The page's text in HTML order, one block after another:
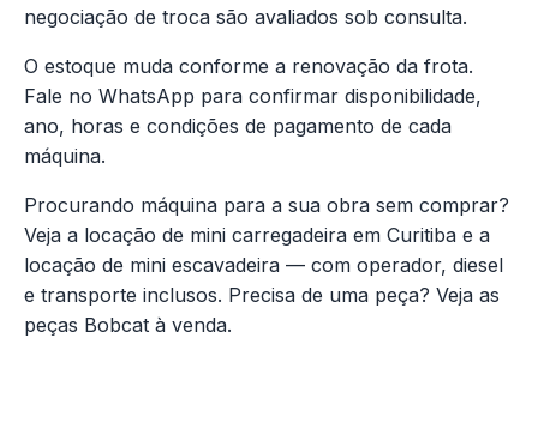
negociação de troca são avaliados sob consulta.
O estoque muda conforme a renovação da frota.
Fale no WhatsApp para confirmar disponibilidade,
ano, horas e condições de pagamento de cada
máquina.
Procurando máquina para a sua obra sem comprar?
Veja a locação de mini carregadeira em Curitiba e a
locação de mini escavadeira — com operador, diesel
e transporte inclusos. Precisa de uma peça? Veja as
peças Bobcat à venda.